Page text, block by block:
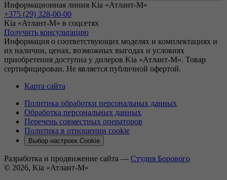
Информационная линия Kia «Атлант-М»
+375 (29) 328-00-00
Kia «Атлант-М» в соцсетях
Получить консультацию
Информация о соответствующих моделях и комплектациях и
их наличии, ценах, возможных выгодах и условиях
приобретения доступна у дилеров Kia «Атлант-М». Товар
сертифицирован. Не является публичной офертой.
Карта сайта
Политика обработки персональных данных
Обработка персональных данных
Перечень совместных операторов
Политика в отношении cookie
Выбор настроек Cookie
Разработка и продвижение сайта — Студия Борового
© 2026, Kia «Атлант-М»